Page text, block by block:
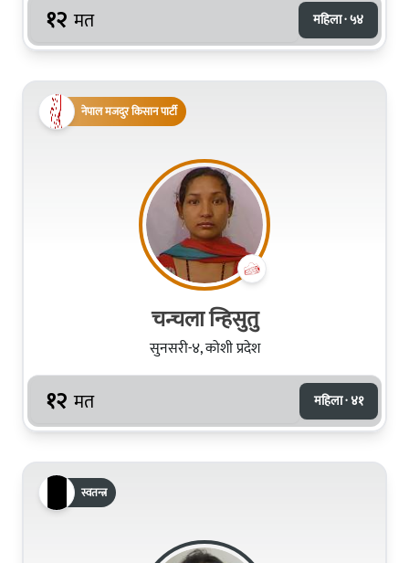
१२ मत महिला · ५४
नेपाल मजदुर किसान पार्टी
चन्चला न्हिसुतु
सुनसरी-४, कोशी प्रदेश
१२ मत महिला · ४१
स्वतन्त्र